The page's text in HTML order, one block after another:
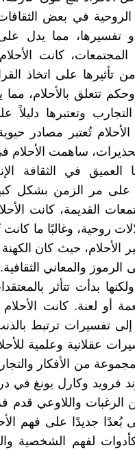
الروحية في بعض
أو تفسيرها، مما يدل
كانت
تأثيرها على اتخاذ
تتعلق بالأحلام،
وتعتبرها
تُعتبر مصادر
ساهمت الأحلام
العميق في الثقافة
على مر الزمن بشكل
القديمة، كانت
روحية، وغالبًا ما
الأحلام، حيث كان
الرموز والمعاني
بدأت تتأثر
أو لعنة. كانت
إلى تفسيرات ترتبط
عقلانية وعلمية
من الأفكار
فرويد وكارل يونغ
الرغبات واللاوعي قدم
بُعدًا جديدًا على فهم
لفهم الشخصية